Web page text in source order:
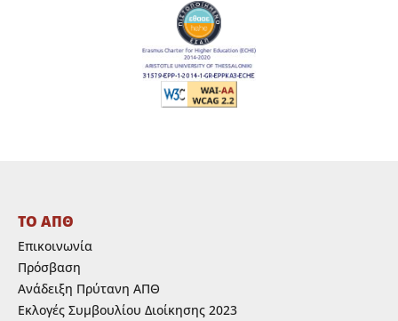
ΤΟ ΑΠΘ
Επικοινωνία
Πρόσβαση
Ανάδειξη Πρύτανη ΑΠΘ
Εκλογές Συμβουλίου Διοίκησης 2023